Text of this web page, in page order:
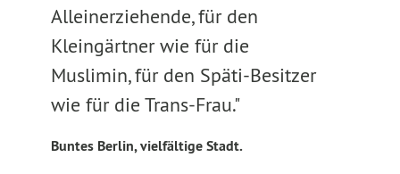
Alleinerziehende, für den
Kleingärtner wie für die
Muslimin, für den Späti-Besitzer
wie für die Trans-Frau."
Buntes Berlin, vielfältige Stadt.